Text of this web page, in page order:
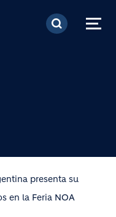
al contenido
presenta su
en la Feria NOA